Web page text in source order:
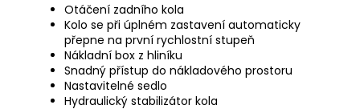
Otáčení zadního kola
Kolo se při úplném zastavení automaticky
přepne na první rychlostní stupeň
Nákladní box z hliníku
Snadný přístup do nákladového prostoru
Nastavitelné sedlo
Hydraulický stabilizátor kola